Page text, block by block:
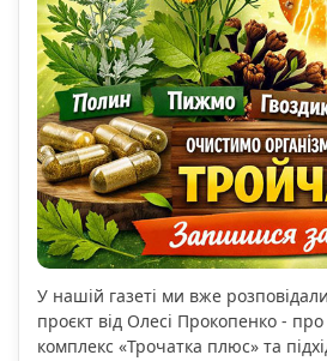
У нашій газеті ми вже
проєкт від Олесі Прокопенко -
комплекс «Трочатка плюс» та